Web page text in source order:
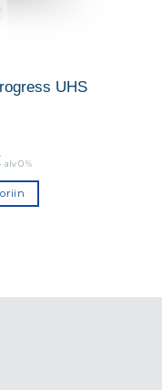
UHS
alv 0 %